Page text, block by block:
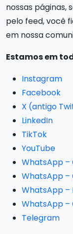
nossas páginas,
pelo feed, você
em nossa
Estamos em
Instagram
Facebook
X (antigo
LinkedIn
TikTok
YouTube
WhatsApp –
WhatsApp –
WhatsApp –
WhatsApp –
Telegram